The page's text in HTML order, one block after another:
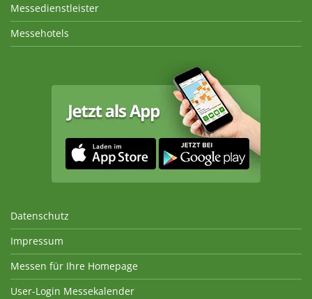
Messedienstleister
Messehotels
Datenschutz
Impressum
Messen für Ihre Homepage
User-Login Messekalender